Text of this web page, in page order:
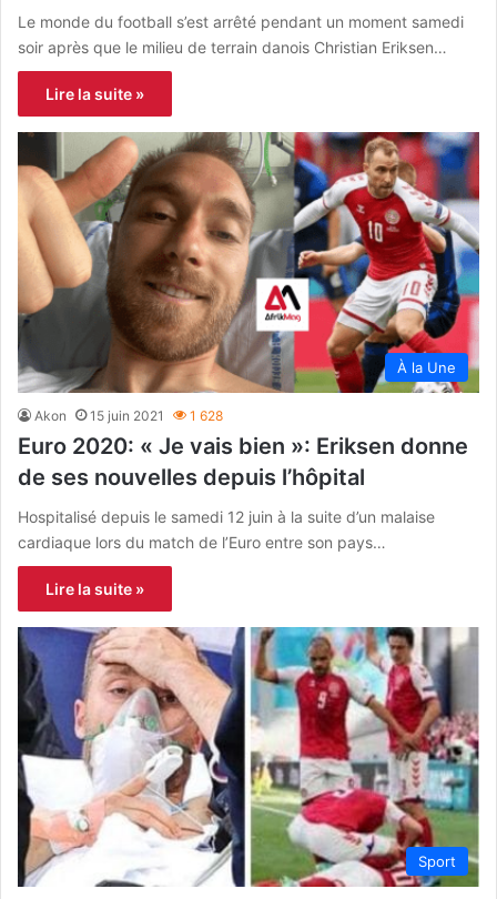
Le monde du football s’est arrêté pendant un moment samedi
soir après que le milieu de terrain danois Christian Eriksen…
Lire la suite »
À la Une
Akon 15 juin 2021 1 628
Euro 2020: « Je vais bien »: Eriksen donne
de ses nouvelles depuis l’hôpital
Hospitalisé depuis le samedi 12 juin à la suite d’un malaise
cardiaque lors du match de l’Euro entre son pays…
Lire la suite »
Sport